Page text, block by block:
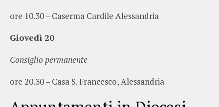
ore 10.30 – Caserma Cardile Alessandria
Giovedì 20
Consiglio permanente
ore 20.30 – Casa S. Francesco, Alessandria